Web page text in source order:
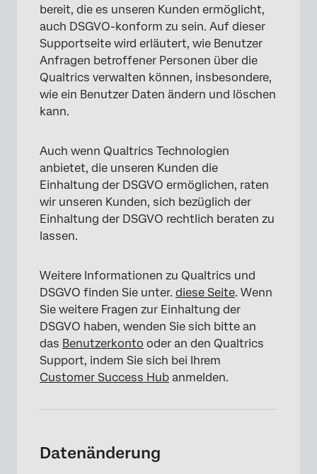
Datenlöschung: XM Directory
Datenlöschung: CX
Datenlöschung: Employee Experience
Datenlöschung: Kundenspezifische
Lösungen
Sicherung & Datenhaltung
FAQs
bereit, die es unseren Kunden ermöglicht,
auch DSGVO-konform zu sein. Auf dieser
Supportseite wird erläutert, wie Benutzer
Anfragen betroffener Personen über die
Qualtrics verwalten können, insbesondere,
wie ein Benutzer Daten ändern und löschen
kann.
Auch wenn Qualtrics Technologien
anbietet, die unseren Kunden die
Einhaltung der DSGVO ermöglichen, raten
wir unseren Kunden, sich bezüglich der
Einhaltung der DSGVO rechtlich beraten zu
lassen.
Weitere Informationen zu Qualtrics und
DSGVO finden Sie unter. diese Seite. Wenn
Sie weitere Fragen zur Einhaltung der
DSGVO haben, wenden Sie sich bitte an
das Benutzerkonto oder an den Qualtrics
Support, indem Sie sich bei Ihrem
Customer Success Hub anmelden.
Datenänderung